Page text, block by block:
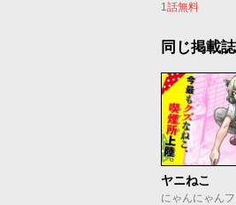
1話無料
同じ掲載
ヤニねこ
にゃんにゃん